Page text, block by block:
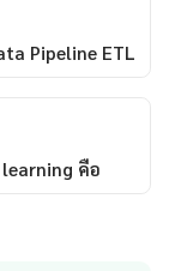
Pipeline ETL
คือ